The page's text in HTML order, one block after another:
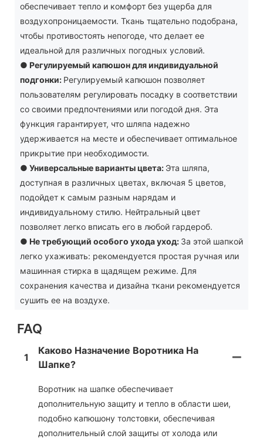
обеспечивает тепло и комфорт без ущерба для
воздухопроницаемости. Ткань тщательно подобрана,
чтобы противостоять непогоде, что делает ее
идеальной для различных погодных условий.
● Регулируемый капюшон для индивидуальной
подгонки: Регулируемый капюшон позволяет
пользователям регулировать посадку в соответствии
со своими предпочтениями или погодой дня. Эта
функция гарантирует, что шляпа надежно
удерживается на месте и обеспечивает оптимальное
прикрытие при необходимости.
● Универсальные варианты цвета: Эта шляпа,
доступная в различных цветах, включая 5 цветов,
подойдет к самым разным нарядам и
индивидуальному стилю. Нейтральный цвет
позволяет легко вписать его в любой гардероб.
● Не требующий особого ухода уход: За этой шапкой
легко ухаживать: рекомендуется простая ручная или
машинная стирка в щадящем режиме. Для
сохранения качества и дизайна ткани рекомендуется
сушить ее на воздухе.
FAQ
1
Каково Назначение Воротника На
Шапке?
Воротник на шапке обеспечивает
дополнительную защиту и тепло в области шеи,
подобно капюшону толстовки, обеспечивая
дополнительный слой защиты от холода или